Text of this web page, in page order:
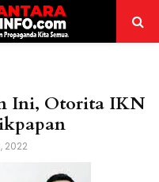
Ini, Otorita IKN
2022